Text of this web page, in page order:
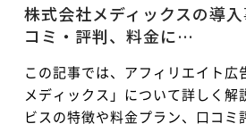
株式会社メディックスの導
コミ・評判、料金に…
この記事では、アフィリエイト広
メディックス」について詳しく解
ビスの特徴や料金プラン、口コミ